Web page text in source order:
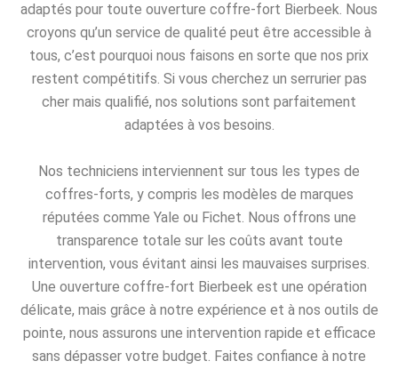
adaptés pour toute ouverture coffre-fort Bierbeek. Nous
croyons qu’un service de qualité peut être accessible à
tous, c’est pourquoi nous faisons en sorte que nos prix
restent compétitifs. Si vous cherchez un serrurier pas
cher mais qualifié, nos solutions sont parfaitement
adaptées à vos besoins.
Nos techniciens interviennent sur tous les types de
coffres-forts, y compris les modèles de marques
réputées comme Yale ou Fichet. Nous offrons une
transparence totale sur les coûts avant toute
intervention, vous évitant ainsi les mauvaises surprises.
Une ouverture coffre-fort Bierbeek est une opération
délicate, mais grâce à notre expérience et à nos outils de
pointe, nous assurons une intervention rapide et efficace
sans dépasser votre budget. Faites confiance à notre